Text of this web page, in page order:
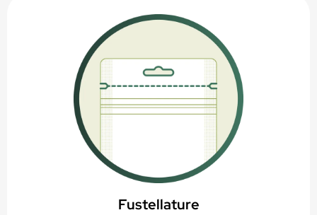
Fustellature